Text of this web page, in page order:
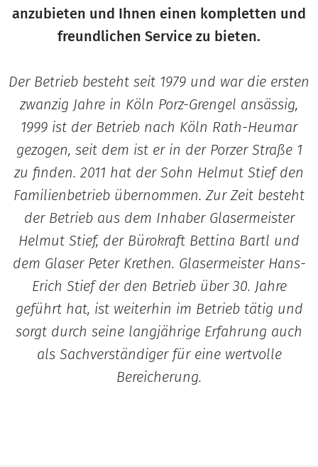
anzubieten und Ihnen einen kompletten und
freundlichen Service zu bieten.
Der Betrieb besteht seit 1979 und war die ersten
zwanzig Jahre in Köln Porz-Grengel ansässig,
1999 ist der Betrieb nach Köln Rath-Heumar
gezogen, seit dem ist er in der Porzer Straße 1
zu finden. 2011 hat der Sohn Helmut Stief den
Familienbetrieb übernommen. Zur Zeit besteht
der Betrieb aus dem Inhaber Glasermeister
Helmut Stief, der Bürokraft Bettina Bartl und
dem Glaser Peter Krethen. Glasermeister Hans-
Erich Stief der den Betrieb über 30. Jahre
geführt hat, ist weiterhin im Betrieb tätig und
sorgt durch seine langjährige Erfahrung auch
als Sachverständiger für eine wertvolle
Bereicherung.